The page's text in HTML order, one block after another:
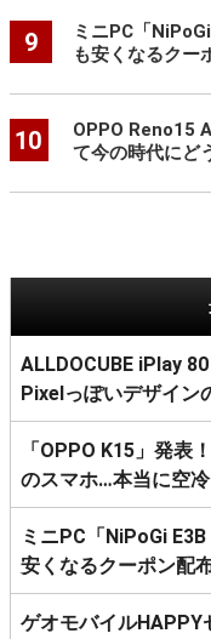
9
ミニPC「
も安くなるクー
10
OPPO Reno15
て今の時代にど
ALLDOCUBE iPlay
Pixelっぽいデザイン
「OPPO K15」発表
のスマホ…本当に空
ミニPC「NiPoGi
安くなるクーポン配
ゲオモバイルHAPPY